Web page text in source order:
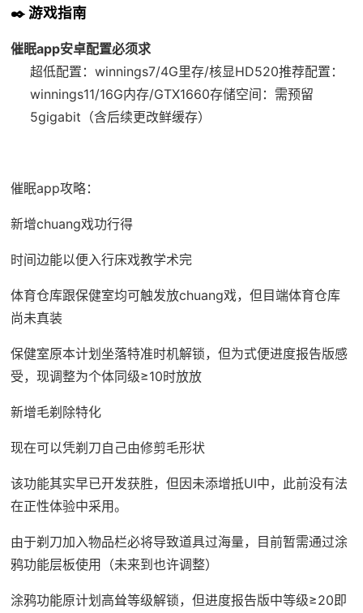
✒️ 游戏指南
催眠app安卓配置必须求
​超低配置​ ​：winnings7/4G里存/核显HD520​推荐配置​ ​：
winnings11/16G内存/GTX1660​存储空间​ ​：需预留
5gigabit（含后续更改鲜缓存）
催眠app攻略：
新增chuang戏功行得
时间边能以便入行床戏教学术完
体育仓库跟保健室均可触发放chuang戏，但目端体育仓库
尚未真装
保健室原本计划坐落特准时机解锁，但为式便进度报告版感
受，现调整为个体同级≥10时放放
新增毛剃除特化
现在可以凭剃刀自己由修剪毛形状
该功能其实早已开发获胜，但因未添增抵UI中，此前没有法
在正性体验中采用。
由于剃刀加入物品栏必将导致道具过海量，目前暂需通过涂
鸦功能层板使用（未来到也许调整）
涂鸦功能原计划高耸等级解锁，但进度报告版中等级≥20即